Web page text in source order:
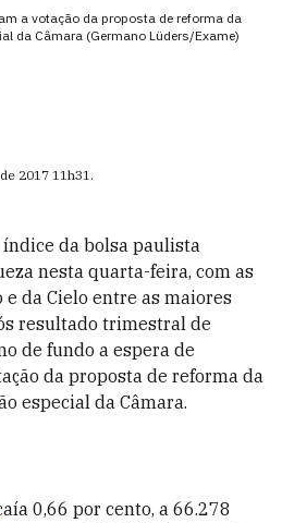
a votação da proposta de reforma da
da Câmara (Germano Lüders/Exame)
201711h31.
da bolsa paulista
nesta quarta-feira, com as
e da Cielo entre as maiores
resultado trimestral de
de fundo a espera de
da proposta de reforma da
especial da Câmara.
0,66 por cento, a 66.278